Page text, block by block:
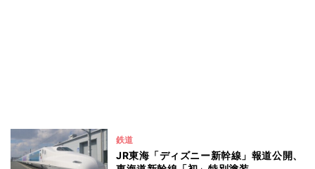
鉄道
JR東海「ディズニー新幹線」報道公開、